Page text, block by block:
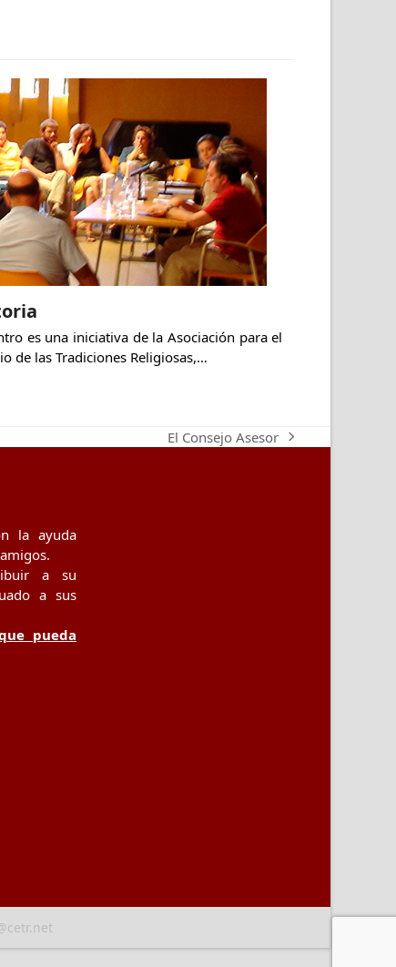
es una iniciativa de la Asociación para el
de las Tradiciones Religiosas,…
next
El Consejo Asesor
la ayuda
a su
a sus
pueda